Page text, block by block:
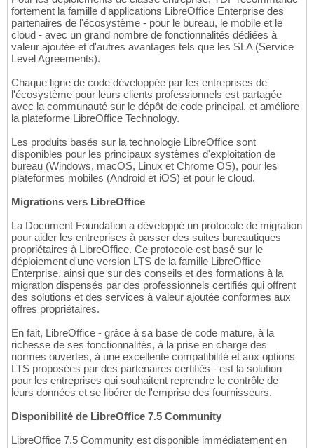
fortement la famille d'applications LibreOffice Enterprise des
partenaires de l'écosystème - pour le bureau, le mobile et le
cloud - avec un grand nombre de fonctionnalités dédiées à
valeur ajoutée et d'autres avantages tels que les SLA (Service
Level Agreements).
Chaque ligne de code développée par les entreprises de
l'écosystème pour leurs clients professionnels est partagée
avec la communauté sur le dépôt de code principal, et améliore
la plateforme LibreOffice Technology.
Les produits basés sur la technologie LibreOffice sont
disponibles pour les principaux systèmes d'exploitation de
bureau (Windows, macOS, Linux et Chrome OS), pour les
plateformes mobiles (Android et iOS) et pour le cloud.
Migrations vers LibreOffice
La Document Foundation a développé un protocole de migration
pour aider les entreprises à passer des suites bureautiques
propriétaires à LibreOffice. Ce protocole est basé sur le
déploiement d'une version LTS de la famille LibreOffice
Enterprise, ainsi que sur des conseils et des formations à la
migration dispensés par des professionnels certifiés qui offrent
des solutions et des services à valeur ajoutée conformes aux
offres propriétaires.
En fait, LibreOffice - grâce à sa base de code mature, à la
richesse de ses fonctionnalités, à la prise en charge des
normes ouvertes, à une excellente compatibilité et aux options
LTS proposées par des partenaires certifiés - est la solution
pour les entreprises qui souhaitent reprendre le contrôle de
leurs données et se libérer de l'emprise des fournisseurs.
Disponibilité de LibreOffice 7.5 Community
LibreOffice 7.5 Community est disponible immédiatement en